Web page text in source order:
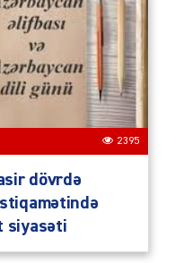
2395
dövrdə
siyasəti